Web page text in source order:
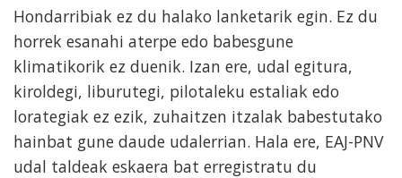
Hondarribiak ez du halako lanketarik egin. Ez du
horrek esanahi aterpe edo babesgune
klimatikorik ez duenik. Izan ere, udal egitura,
kiroldegi, liburutegi, pilotaleku estaliak edo
lorategiak ez ezik, zuhaitzen itzalak babestutako
hainbat gune daude udalerrian. Hala ere, EAJ-PNV
udal taldeak eskaera bat erregistratu du